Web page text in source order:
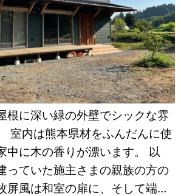
根に深い緑の外壁でシックな雰
室内は熊本県材をふんだんに使
中に木の香りが漂います。 以
っていた施主さまの親族の方の
屏風は和室の扉に、そして端…